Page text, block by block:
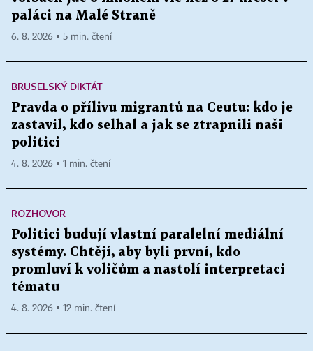
paláci na Malé Straně
6. 8. 2026 ▪ 5 min. čtení
BRUSELSKÝ DIKTÁT
Pravda o přílivu migrantů na Ceutu: kdo je
zastavil, kdo selhal a jak se ztrapnili naši
politici
4. 8. 2026 ▪ 1 min. čtení
ROZHOVOR
Politici budují vlastní paralelní mediální
systémy. Chtějí, aby byli první, kdo
promluví k voličům a nastolí interpretaci
tématu
4. 8. 2026 ▪ 12 min. čtení